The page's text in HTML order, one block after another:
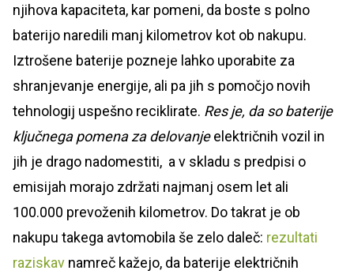
njihova kapaciteta, kar pomeni, da boste s polno
baterijo naredili manj kilometrov kot ob nakupu.
Iztrošene baterije pozneje lahko uporabite za
shranjevanje energije, ali pa jih s pomočjo novih
tehnologij uspešno reciklirate. Res je, da so baterije
ključnega pomena za delovanjeelektričnih vozil in
jih je drago nadomestiti, a v skladu s predpisi o
emisijah morajo zdržati najmanj osem let ali
100.000 prevoženih kilometrov. Do takrat je ob
nakupu takega avtomobila še zelo daleč: rezultati
raziskav namreč kažejo, da baterije električnih